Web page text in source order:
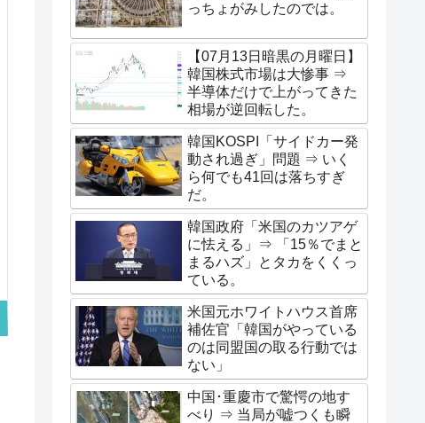
っちょがみしたのでは。
【07月13日暗黒の月曜日】
韓国株式市場は大惨事 ⇒
半導体だけで上がってきた
相場が逆回転した。
韓国KOSPI「サイドカー発
動され過ぎ」問題 ⇒ いく
ら何でも41回は落ちすぎ
だ。
韓国政府「米国のカツアゲ
に怯える」⇒ 「15％でまと
まるハズ」とタカをくくっ
ている。
米国元ホワイトハウス首席
補佐官「韓国がやっている
のは同盟国の取る行動では
ない」
中国･重慶市で驚愕の地す
べり ⇒ 当局が嘘つくも瞬